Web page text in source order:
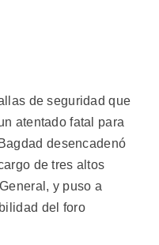
de seguridad que
atentado fatal para
desencadenó
de tres altos
y puso a
del foro